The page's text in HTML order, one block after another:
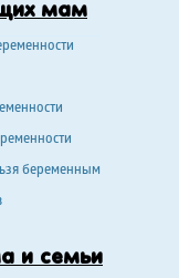
мам
беременным
и семьи